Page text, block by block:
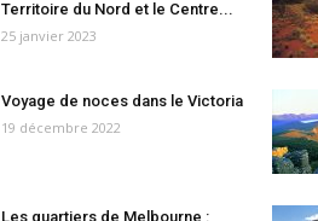
Territoire du Nord et le Centre...
25 janvier 2023
Voyage de noces dans le Victoria
19 décembre 2022
Les quartiers de Melbourne :